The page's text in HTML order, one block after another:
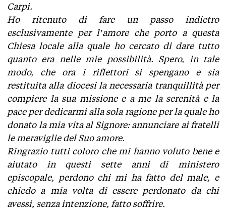
Carpi.
Ho ritenuto di fare un passo indietro
esclusivamente per l’amore che porto a questa
Chiesa locale alla quale ho cercato di dare tutto
quanto era nelle mie possibilità. Spero, in tale
modo, che ora i riflettori si spengano e sia
restituita alla diocesi la necessaria tranquillità per
compiere la sua missione e a me la serenità e la
pace per dedicarmi alla sola ragione per la quale ho
donato la mia vita al Signore: annunciare ai fratelli
le meraviglie del Suo amore.
Ringrazio tutti coloro che mi hanno voluto bene e
aiutato in questi sette anni di ministero
episcopale, perdono chi mi ha fatto del male, e
chiedo a mia volta di essere perdonato da chi
avessi, senza intenzione, fatto soffrire.